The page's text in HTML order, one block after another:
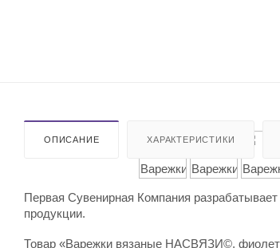
ОПИСАНИЕ ХАРАКТЕРИСТИКИ
Первая Сувенирная Компания
продукции.
Товар «Варежки вязаные НАСВЯЗИ©,